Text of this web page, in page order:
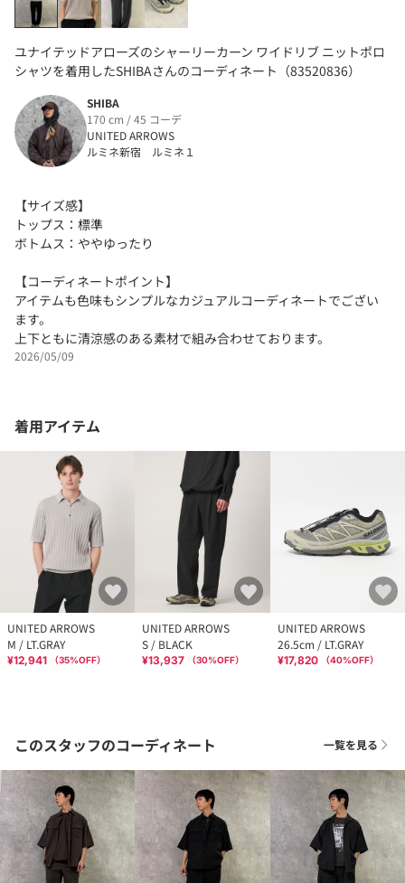
ユナイテッドアローズのシャーリーカーン ワイドリブ ニットポロ
シャツを着用したSHIBAさんのコーディネート（83520836）
SHIBA
170 cm / 45 コーデ
UNITED ARROWS
ルミネ新宿 ルミネ１
【サイズ感】
トップス：標準
ボトムス：ややゆったり
【コーディネートポイント】
アイテムも色味もシンプルなカジュアルコーディネートでござい
ます。
上下ともに清涼感のある素材で組み合わせております。
2026/05/09
着用アイテム
UNITED ARROWS
M / LT.GRAY
¥12,941 （35%OFF）
UNITED ARROWS
S / BLACK
¥13,937 （30%OFF）
UNITED ARROWS
26.5cm / LT.GRAY
¥17,820 （40%OFF）
このスタッフのコーディネート 一覧を見る